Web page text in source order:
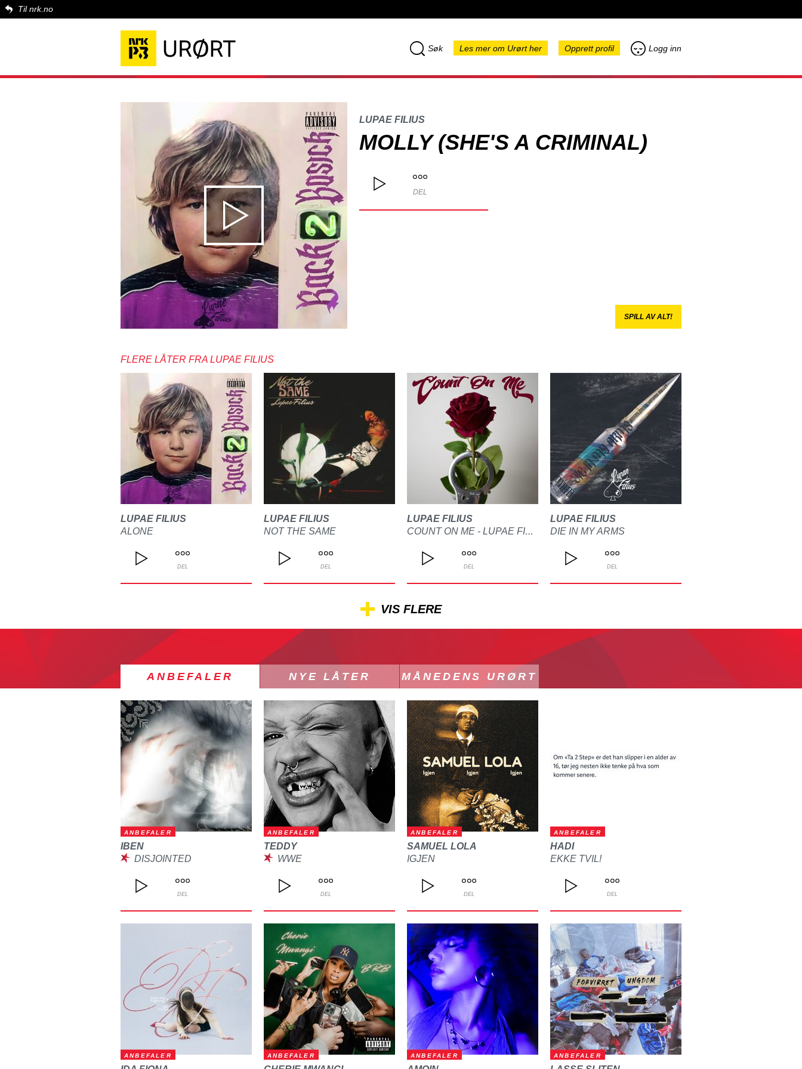
Til nrk.no
Søk Les mer om Urørt her Opprett profil Logg inn
LUPAE FILIUS
MOLLY (SHE'S A CRIMINAL)
DEL
SPILL AV ALT!
FLERE LÅTER FRA LUPAE FILIUS
LUPAE FILIUS
ALONE
DEL
LUPAE FILIUS
NOT THE SAME
DEL
LUPAE FILIUS
COUNT ON ME - LUPAE FILIUS & JUST A RANDOM
DEL
LUPAE FILIUS
DIE IN MY ARMS
DEL
VIS FLERE
ANBEFALER NYE LÅTER MÅNEDENS URØRT
ANBEFALER
IBEN
DISJOINTED
DEL
ANBEFALER
TEDDY
WWE
DEL
ANBEFALER
SAMUEL LOLA
IGJEN
DEL
ANBEFALER
HADI
EKKE TVIL!
DEL
ANBEFALER ANBEFALER ANBEFALER ANBEFALER